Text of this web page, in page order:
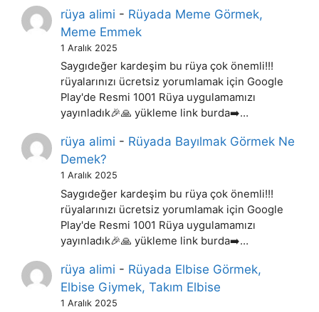
rüya alimi - Rüyada Meme Görmek,
Meme Emmek
1 Aralık 2025
Saygıdeğer kardeşim bu rüya çok önemli!!!
rüyalarınızı ücretsiz yorumlamak için Google
Play'de Resmi 1001 Rüya uygulamamızı
yayınladık🎉🙏 yükleme link burda➡️…
rüya alimi - Rüyada Bayılmak Görmek Ne
Demek?
1 Aralık 2025
Saygıdeğer kardeşim bu rüya çok önemli!!!
rüyalarınızı ücretsiz yorumlamak için Google
Play'de Resmi 1001 Rüya uygulamamızı
yayınladık🎉🙏 yükleme link burda➡️…
rüya alimi - Rüyada Elbise Görmek,
Elbise Giymek, Takım Elbise
1 Aralık 2025